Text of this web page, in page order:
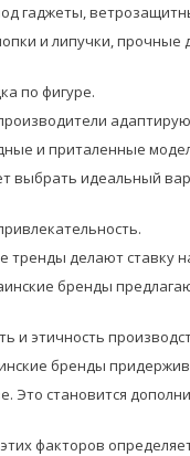
гаджеты,
и липучки, прочные
по фигуре.
и приталенные
выбрать идеальный
тренды делают ставку
бренды
и этичность
бренды
Это становится
факторов